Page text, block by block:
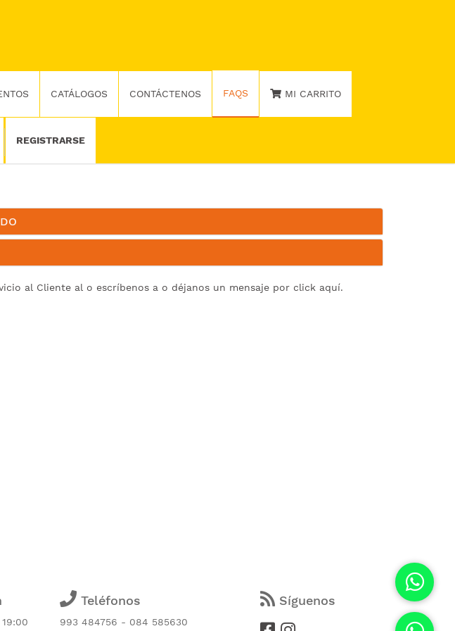
CATÁLOGOS CONTÁCTENOS FAQS MI CARRITO
REGISTRARSE
al Cliente al o escríbenos a o déjanos un mensaje por click aquí.
Teléfonos
993 484756 - 084 585630
Síguenos